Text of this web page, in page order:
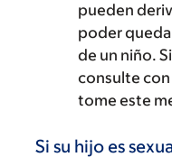
pueden
poder
de un niño.
consulte con
tome este
Si su hijo es